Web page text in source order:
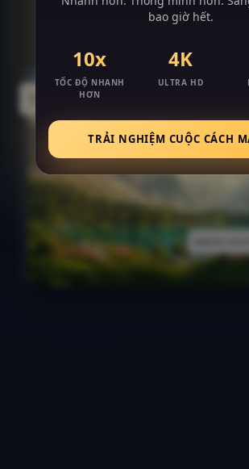
Tạo cảnh quan bằng
bao giờ hết.
10x
TỐC ĐỘ NHANH
HƠN
4K
ULTRA HD
TRẢI NGHIỆM CUỘC CÁCH